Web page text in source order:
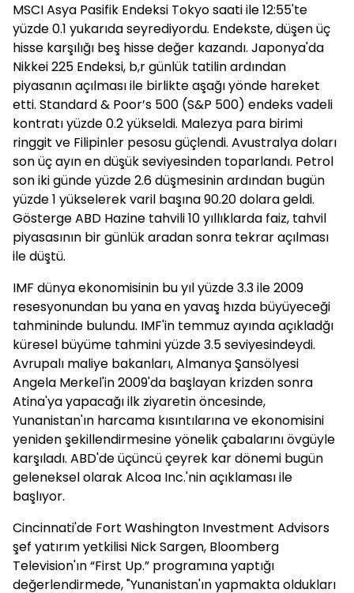
MSCI Asya Pasifik Endeksi Tokyo saati ile 12:55'te
yüzde 0.1 yukarıda seyrediyordu. Endekste, düşen üç
hisse karşılığı beş hisse değer kazandı. Japonya'da
Nikkei 225 Endeksi, b,r günlük tatilin ardından
piyasanın açılması ile birlikte aşağı yönde hareket
etti. Standard & Poor’s 500 (S&P 500) endeks vadeli
kontratı yüzde 0.2 yükseldi. Malezya para birimi
ringgit ve Filipinler pesosu güçlendi. Avustralya doları
son üç ayın en düşük seviyesinden toparlandı. Petrol
son iki günde yüzde 2.6 düşmesinin ardından bugün
yüzde 1 yükselerek varil başına 90.20 dolara geldi.
Gösterge ABD Hazine tahvili 10 yıllıklarda faiz, tahvil
piyasasının bir günlük aradan sonra tekrar açılması
ile düştü.
IMF dünya ekonomisinin bu yıl yüzde 3.3 ile 2009
resesyonundan bu yana en yavaş hızda büyüyeceği
tahmininde bulundu. IMF'in temmuz ayında açıkladğı
küresel büyüme tahmini yüzde 3.5 seviyesindeydi.
Avrupalı maliye bakanları, Almanya Şansölyesi
Angela Merkel'in 2009'da başlayan krizden sonra
Atina'ya yapacağı ilk ziyaretin öncesinde,
Yunanistan'ın harcama kısıntılarına ve ekonomisini
yeniden şekillendirmesine yönelik çabalarını övgüyle
karşıladı. ABD'de üçüncü çeyrek kar dönemi bugün
geleneksel olarak Alcoa Inc.'nin açıklaması ile
başlıyor.
Cincinnati'de Fort Washington Investment Advisors
şef yatırım yetkilisi Nick Sargen, Bloomberg
Television'ın “First Up.” programına yaptığı
değerlendirmede, "Yunanistan'ın yapmakta oldukları